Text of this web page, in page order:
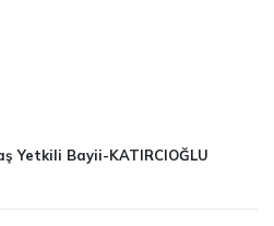
Yetkili Bayii-KATIRCIOĞLU